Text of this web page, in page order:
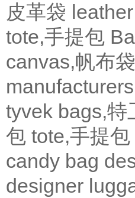
皮革袋
tote,手提包
canvas,帆布
tyvek bags,特
包 tote,手提包
candy bag
designer